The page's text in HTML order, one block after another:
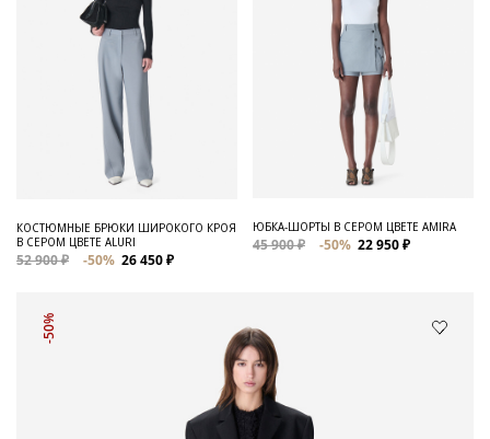
КОСТЮМНЫЕ БРЮКИ ШИРОКОГО КРОЯ
В СЕРОМ ЦВЕТЕ ALURI
52 900 ₽ -50% 26 450 ₽
ЮБКА-ШОРТЫ В СЕРОМ ЦВЕТЕ AMIRA
45 900 ₽ -50% 22 950 ₽
-50%